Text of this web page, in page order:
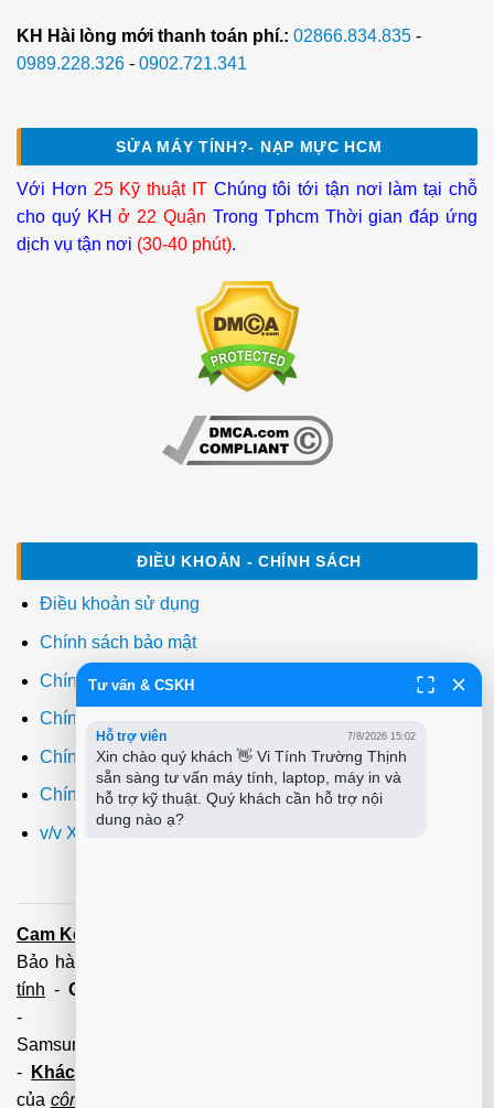
KH Hài lòng mới thanh toán phí.: 02866.834.835 -
0989.228.326 - 0902.721.341
SỬA MÁY TÍNH?- NẠP MỰC HCM
Với Hơn 25 Kỹ thuật ITChúng tôi tới tận nơi làm tại chỗ
cho quý KHở 22 Quận Trong Tphcm Thời gian đáp ứng
dịch vụ tận nơi (30-40 phút).
ĐIỀU KHOẢN - CHÍNH SÁCH
Điều khoản sử dụng
Chính sách bảo mật
Chính sách thanh toán
Chính sách giao hàng
Chính sách đổi trả
Chính sách bảo hành
v/v Xuất hóa đơn đỏ VAT
Cam Kết:
Bảo hành tận tâm - Xuất hóa đơn đỏ đầy đủ
tính - Cài Win Tận Nơi
-
Samsung,Brother,Xeroc,Panasonic): 100 - 180,000 vnđ
-
Khách hàng lưu ý:
của công ty PCI.
Tư vấn & CSKH
Hỗ trợ viên 7/8/2026 15:02
Xin chào quý khách 👋 Vi Tính Trường Thịnh
sẵn sàng tư vấn máy tính, laptop, máy in và
hỗ trợ kỹ thuật. Quý khách cần hỗ trợ nội
dung nào ạ?